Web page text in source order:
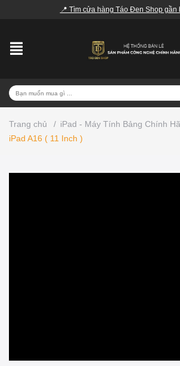
📍 Tìm cửa hàng Táo Đen Shop gần
Trang chủ / iPad - Máy Tính Bảng Chính
iPad A16 ( 11 Inch )